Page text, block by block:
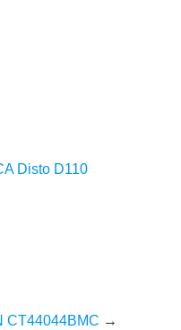
Disto D110
CT44044BMC →